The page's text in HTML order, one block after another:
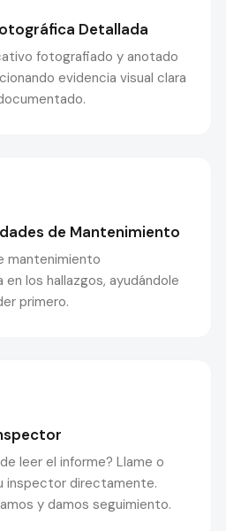
Detallada
fotografiado y anotado
evidencia visual clara
de Mantenimiento
mantenimiento
los hallazgos, ayudándole
primero.
leer el informe? Llame o
inspector directamente.
y damos seguimiento.